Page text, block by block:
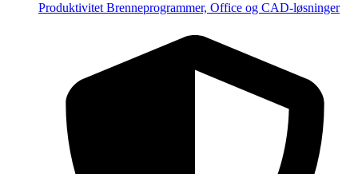
Produktivitet Brenneprogrammer, Office og CAD-løsninger